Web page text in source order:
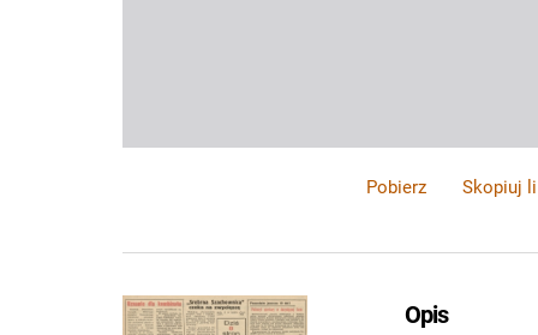
Pobierz Skopiuj
Opis